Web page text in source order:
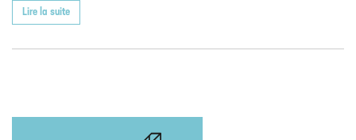
Lire la suite